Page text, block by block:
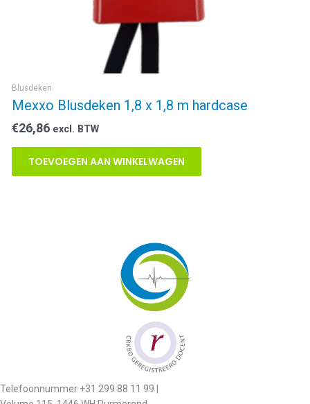
Blusdeken
Mexxo Blusdeken 1,8 x 1,8 m hardcase
€26,86 excl. BTW
TOEVOEGEN AAN WINKELWAGEN
Telefoonnummer +31 299 88 11 99 |